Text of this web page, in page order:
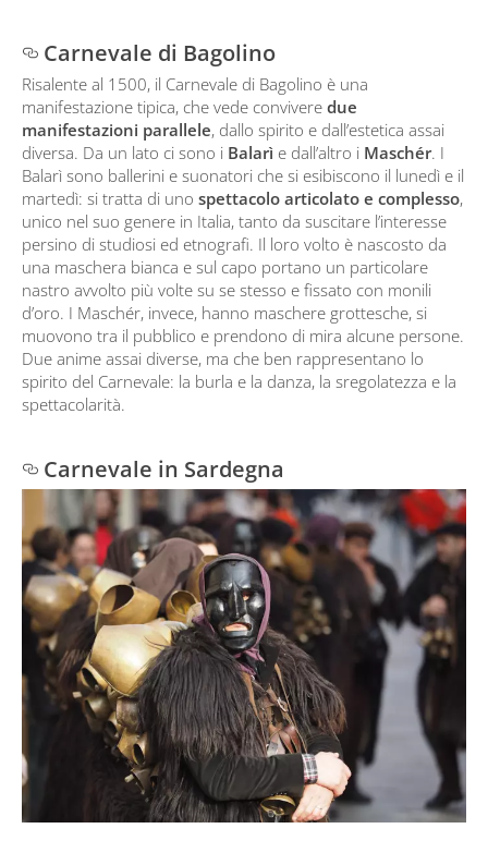
Carnevale di Bagolino
Risalente al 1500, il Carnevale di Bagolino è una
manifestazione tipica, che vede convivere due
manifestazioni parallele, dallo spirito e dall’estetica assai
diversa. Da un lato ci sono i Balarì e dall’altro i Maschér. I
Balarì sono ballerini e suonatori che si esibiscono il lunedì e il
martedì: si tratta di uno spettacolo articolato e complesso,
unico nel suo genere in Italia, tanto da suscitare l’interesse
persino di studiosi ed etnografi. Il loro volto è nascosto da
una maschera bianca e sul capo portano un particolare
nastro avvolto più volte su se stesso e fissato con monili
d’oro. I Maschér, invece, hanno maschere grottesche, si
muovono tra il pubblico e prendono di mira alcune persone.
Due anime assai diverse, ma che ben rappresentano lo
spirito del Carnevale: la burla e la danza, la sregolatezza e la
spettacolarità.
Carnevale in Sardegna